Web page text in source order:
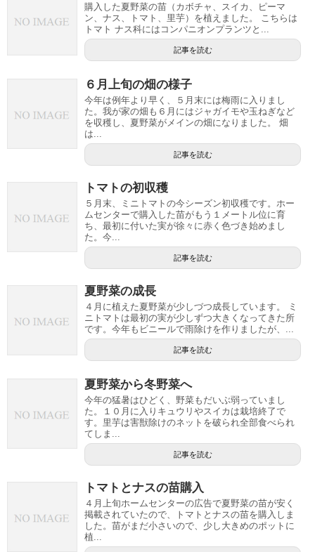
購入した夏野菜の苗（カボチャ、スイカ、ピーマ
ン、ナス、トマト、里芋）を植えました。 こちらは
トマト ナス科にはコンパニオンプランツと...
記事を読む
６月上旬の畑の様子
今年は例年より早く、５月末には梅雨に入りまし
た。我が家の畑も６月にはジャガイモや玉ねぎなど
を収穫し、夏野菜がメインの畑になりました。 畑
は...
記事を読む
トマトの初収穫
５月末、ミニトマトの今シーズン初収穫です。ホー
ムセンターで購入した苗がもう１メートル位に育
ち、最初に付いた実が徐々に赤く色づき始めまし
た。今...
記事を読む
夏野菜の成長
４月に植えた夏野菜が少しづつ成長しています。 ミ
ニトマトは最初の実が少しずつ大きくなってきた所
です。今年もビニールで雨除けを作りましたが、...
記事を読む
夏野菜から冬野菜へ
今年の猛暑はひどく、野菜もだいぶ弱っていまし
た。１０月に入りキュウリやスイカは栽培終了で
す。里芋は害獣除けのネットを破られ全部食べられ
てしま...
記事を読む
トマトとナスの苗購入
４月上旬ホームセンターの広告で夏野菜の苗が安く
掲載されていたので、トマトとナスの苗を購入しま
した。苗がまだ小さいので、少し大きめのポットに
植...